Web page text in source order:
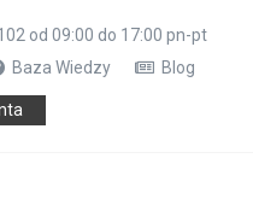
od 09:00 do 17:00 pn-pt
Baza Wiedzy Blog